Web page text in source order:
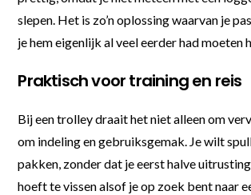
slepen. Het is zo’n oplossing waarvan je
je hem eigenlijk al veel eerder had moeten
Praktisch voor training en reis
Bij een trolley draait het niet alleen om
om indeling en gebruiksgemak. Je wilt
pakken, zonder dat je eerst halve
hoeft te vissen alsof je op zoek bent naar